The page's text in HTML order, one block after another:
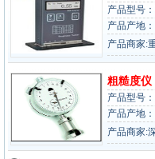
产品型号：
产品产地
产品商家:
粗糙度仪
产品型号：
产品产地
产品商家: